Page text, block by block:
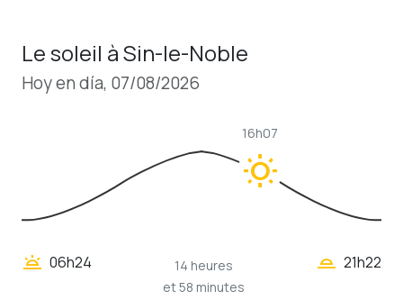
Le soleil à Sin-le-Noble
Hoy en día, 07/08/2026
wb_sunny
16h07
wb_twilight 06h24
14 heures
et 58 minutes
wb_twilight_2 21h22